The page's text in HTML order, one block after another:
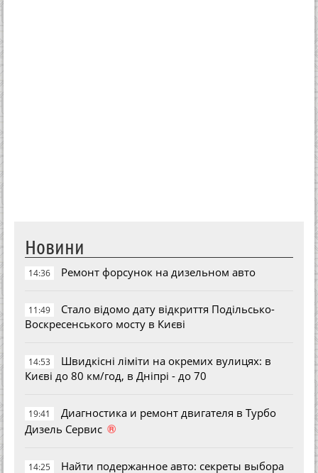
Новини
14:36 Ремонт форсунок на дизельном авто
11:49
Стало відомо дату відкриття Подільсько-
Воскресенського мосту в Києві
14:53
Швидкісні ліміти на окремих вулицях: в
Києві до 80 км/год, в Дніпрі - до 70
19:41
Диагностика и ремонт двигателя в Турбо
Дизель Сервис ®
14:25
Найти подержанное авто: секреты выбора